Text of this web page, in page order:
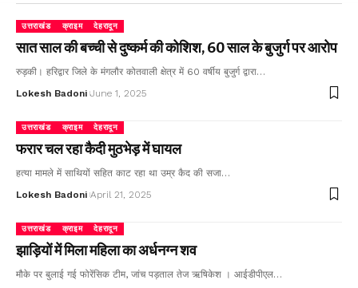
उत्तराखंड क्राइम देहरादून
सात साल की बच्ची से दुष्कर्म की कोशिश, 60 साल के बुजुर्ग पर आरोप
रुड़की। हरिद्वार जिले के मंगलौर कोतवाली क्षेत्र में 60 वर्षीय बुजुर्ग द्वारा…
Lokesh Badoni June 1, 2025
उत्तराखंड क्राइम देहरादून
फरार चल रहा कैदी मुठभेड़ में घायल
हत्या मामले में साथियों सहित काट रहा था उम्र कैद की सजा…
Lokesh Badoni April 21, 2025
उत्तराखंड क्राइम देहरादून
झाड़ियों में मिला महिला का अर्धनग्न शव
मौके पर बुलाई गई फोरेंसिक टीम, जांच पड़ताल तेज ऋषिकेश । आईडीपीएल…